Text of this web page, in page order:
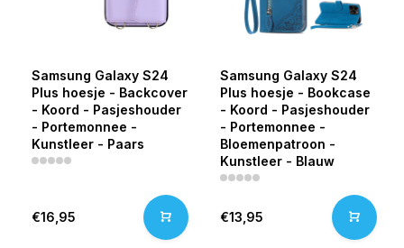
Samsung Galaxy S24
Plus hoesje - Backcover
- Koord - Pasjeshouder
- Portemonnee -
Kunstleer - Paars
€16,95
Samsung Galaxy S24
Plus hoesje - Bookcase
- Koord - Pasjeshouder
- Portemonnee -
Bloemenpatroon -
Kunstleer - Blauw
€13,95